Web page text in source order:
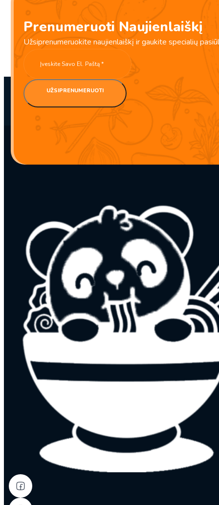
(1)
Ajinomoto – Umami Prieskonis – Mononatrio Glutamatas
2031-04-02
produkto
kiekis:
Ajinomoto
Mononatrio
Glutamatas
Prenumeruoti Naujienlaiškį
Užsiprenumeruokite naujienlaiškį ir gaukite specialių
UŽSIPRENUMERUOTI